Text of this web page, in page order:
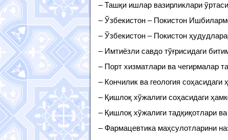
– Ташқи ишлар вазирликлари
– Ўзбекистон – Покистон
– Ўзбекистон – Покистон
– Имтиёзли савдо тўғрисидаги
– Порт хизматлари ва чегирмалар
– Кончилик ва геология соҳасидаги
– Қишлоқ хўжалиги соҳасидаги
– Қишлоқ хўжалиги тадқиқотлари
– Фармацевтика маҳсулотларини